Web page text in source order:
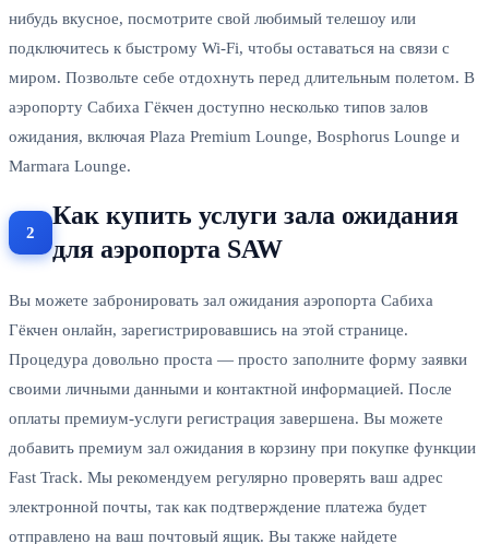
нибудь вкусное, посмотрите свой любимый телешоу или
подключитесь к быстрому Wi-Fi, чтобы оставаться на связи с
миром. Позвольте себе отдохнуть перед длительным полетом. В
аэропорту Сабиха Гёкчен доступно несколько типов залов
ожидания, включая Plaza Premium Lounge, Bosphorus Lounge и
Marmara Lounge.
Как купить услуги зала ожидания
для аэропорта SAW
Вы можете забронировать зал ожидания аэропорта Сабиха
Гёкчен онлайн, зарегистрировавшись на этой странице.
Процедура довольно проста — просто заполните форму заявки
своими личными данными и контактной информацией. После
оплаты премиум-услуги регистрация завершена. Вы можете
добавить премиум зал ожидания в корзину при покупке функции
Fast Track. Мы рекомендуем регулярно проверять ваш адрес
электронной почты, так как подтверждение платежа будет
отправлено на ваш почтовый ящик. Вы также найдете